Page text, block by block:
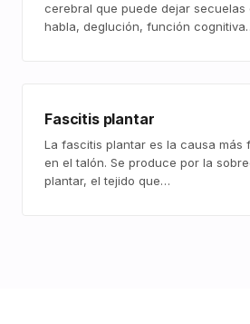
cerebral que puede dejar secuelas
habla, deglución, función
Fascitis plantar
La fascitis plantar es la causa más
en el talón. Se produce por la
plantar, el tejido que…